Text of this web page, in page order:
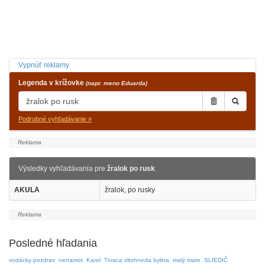
Vypnúť reklamy
Legenda v krížovke (napr. meno Eduarda)
Podrobné vyhľadávanie »
Výsledky vyhľadávania pre žralok po rusk
AKULA žralok, po rusky
Posledné hľadania
vodácky pozdrav nenamot Karol Trvaca zltohneda bylina malý mate SLIEDIČ